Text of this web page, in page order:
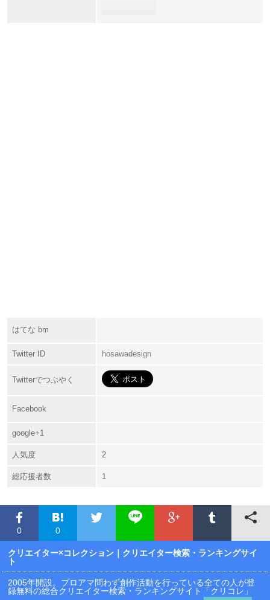
はてな bm
Twitter ID hosawadesign
Twitterでつぶやく
Facebook
google+1
人気度 2
総応援者数 1
0 0
クリエイター×コレクション ｜クリエイター検索・ランキングサイ
ト
2005年開設。プロアマ問わず創作活動を行っている全ての人が登
録無料の総合クリエイター検索・ランキングサイト「クリコレ」